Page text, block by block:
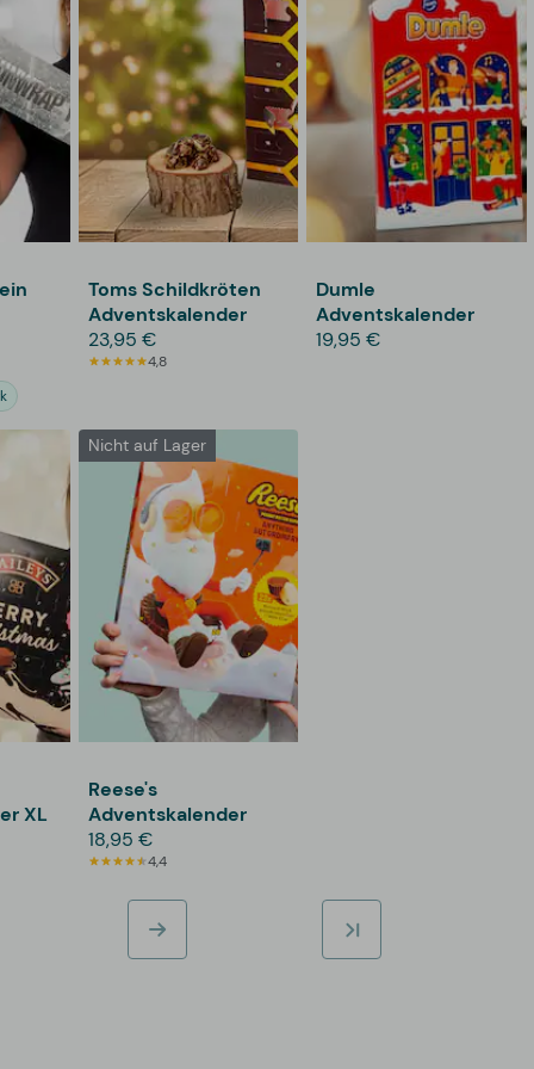
Toms Schildkröten
Adventskalender
23,95 €
4,8
Dumle
Adventskalender
19,95 €
XL
Nicht auf Lager
Reese's
Adventskalender
18,95 €
4,4